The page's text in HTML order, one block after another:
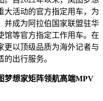
大活动的官方指定用车，为
并成为阿拉伯国家联盟驻华
馆等官方指定工作用车。在
更以顶级品质为海外记者与
出行服务。
梦想家矩阵领航高端MPV